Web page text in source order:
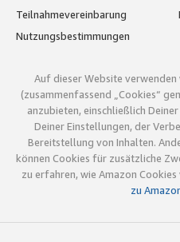
Teilnahmevereinbarung
Nutzungsbestimmungen
Auf dieser Website
(zusammenfassend „Cookies“
anzubieten, einschließlich
Deiner Einstellungen, der
Bereitstellung von Inhalten.
können Cookies für zusätzliche
zu erfahren, wie Amazon
zu